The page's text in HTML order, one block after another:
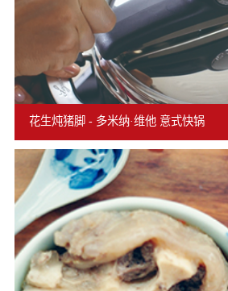
花生炖猪脚 - 多米纳·维他 意式快锅